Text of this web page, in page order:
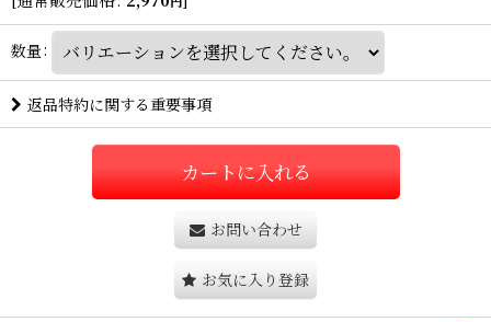
数量:
返品特約に関する重要事項
カートに入れる
お問い合わせ
お気に入り登録